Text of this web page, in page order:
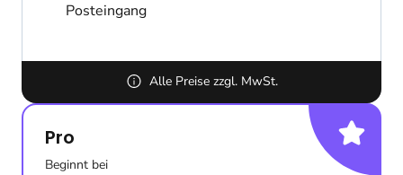
Posteingang
Alle Preise zzgl. MwSt.
Pro
Beginnt bei